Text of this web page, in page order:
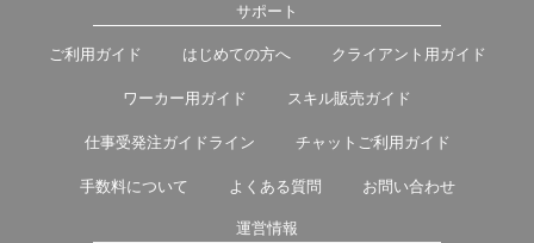
サポート
ご利用ガイド はじめての方へ クライアント用ガイド
ワーカー用ガイド スキル販売ガイド
仕事受発注ガイドライン チャットご利用ガイド
手数料について よくある質問 お問い合わせ
運営情報